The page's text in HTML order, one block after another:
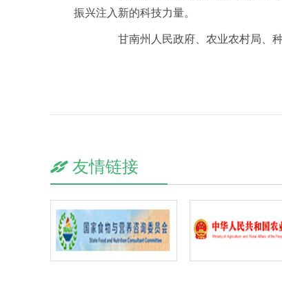
振兴注入新的科技力量。
甘南州人民政府、农业农村局、种
友情链接